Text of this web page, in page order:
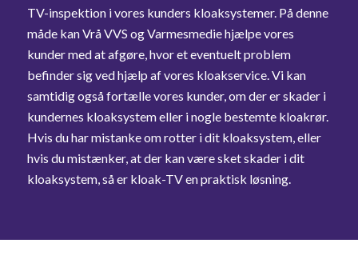
TV-inspektion i vores kunders kloaksystemer. På denne
måde kan Vrå VVS og Varmesmedie hjælpe vores
kunder med at afgøre, hvor et eventuelt problem
befinder sig ved hjælp af vores kloakservice. Vi kan
samtidig også fortælle vores kunder, om der er skader i
kundernes kloaksystem eller i nogle bestemte kloakrør.
Hvis du har mistanke om rotter i dit kloaksystem, eller
hvis du mistænker, at der kan være sket skader i dit
kloaksystem, så er kloak-TV en praktisk løsning.